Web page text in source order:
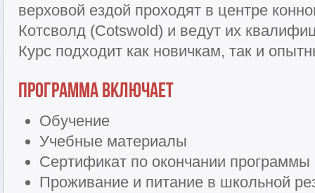
верховой ездой проходят в центре
Котсволд (Cotswold) и ведут их
Курс подходит как новичкам, так и
Программа включает
Обучение
Учебные материалы
Сертификат по окончании программы
Проживание и питание в школьной